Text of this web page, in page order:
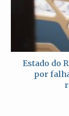
Estado do
por